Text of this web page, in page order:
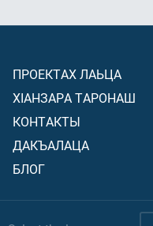
ПРОЕКТАХ ЛАЬЦА
ХIАНЗАРА ТАРОНАШ
КОНТАКТЫ
ДАКЪАЛАЦА
БЛОГ